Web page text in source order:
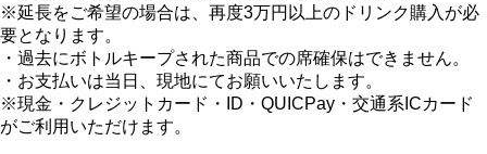
※延長をご希望の場合は、再度3万円以上のドリンク購入が必
要となります。
・過去にボトルキープされた商品での席確保はできません。
・お支払いは当日、現地にてお願いいたします。
※現金・クレジットカード・ID・QUICPay・交通系ICカード
がご利用いただけます。